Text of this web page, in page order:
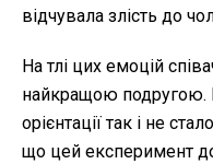
відчувала злість до
На тлі цих емоцій
найкращою подругою.
орієнтації так і не
що цей експеримент